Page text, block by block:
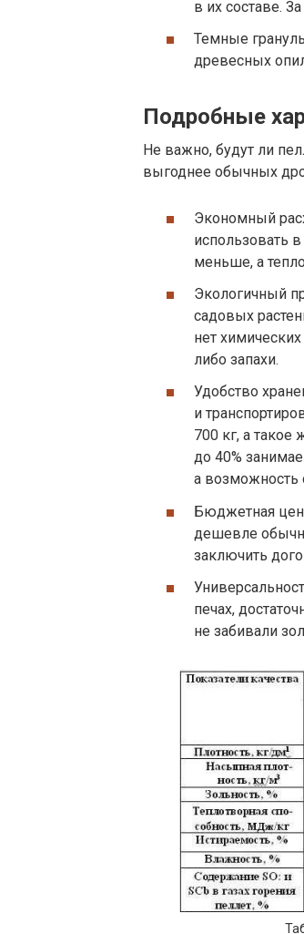
в их составе.
Темные
древесных
Подробные
Не важно, будут ли
выгоднее обычных
Экономный
использовать
меньше, а
Экологичный
садовых
нет
либо запахи.
Удобство
и
700 кг, а такое
до 40%
а возможность
Бюджетная
дешевле
заключить
печах,
не забивали